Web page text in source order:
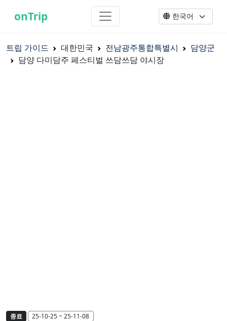
onTrip
트립 가이드 대한민국 전남광주통합특별시
담양군
담양 다미담주 페스티벌 쓰담쓰담 야시장
종료 25-10-25 ~ 25-11-08